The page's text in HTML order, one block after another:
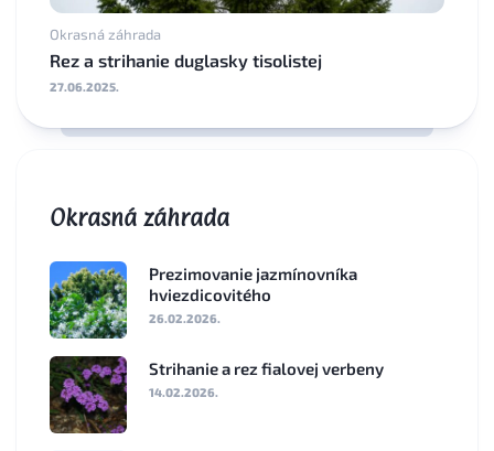
Okrasná záhrada
Rez a strihanie duglasky tisolistej
27.06.2025.
Okrasná záhrada
Prezimovanie jazmínovníka
hviezdicovitého
26.02.2026.
Strihanie a rez fialovej verbeny
14.02.2026.